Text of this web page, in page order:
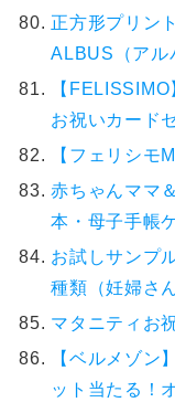
正方形プリン
ALBUS（アル
【
お祝いカード
【フェリシモ
赤ちゃんママ
本・母子手帳
お試しサンプ
種類（妊婦さ
マタニティお
【ベルメゾン
ット当たる！